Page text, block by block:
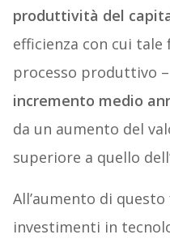
produttività del
efficienza con cui
processo produttivo
incremento medio
da un aumento del
superiore a quello
All’aumento di
investimenti in